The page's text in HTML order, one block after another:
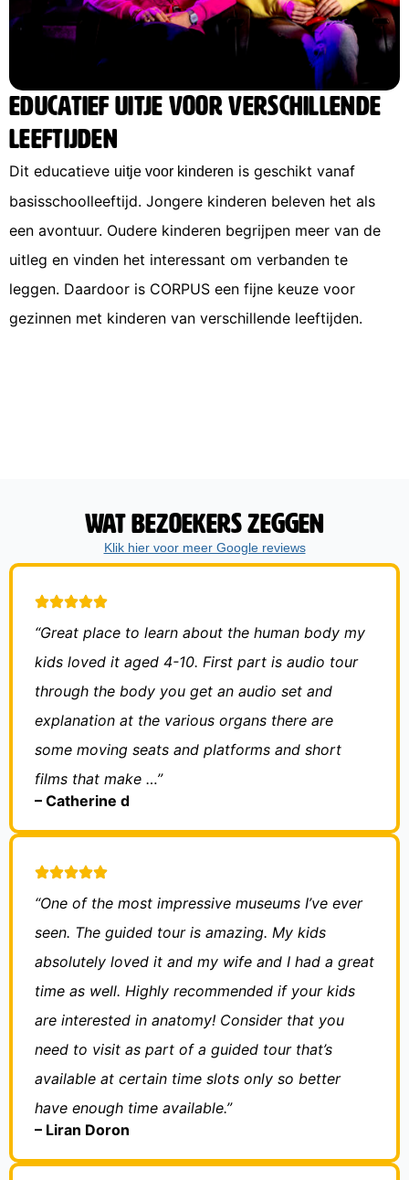
Educatief uitje voor verschillende
leeftijden
Dit educatieve uitje voor kinderen is geschikt vanaf
basisschoolleeftijd. Jongere kinderen beleven het als
een avontuur. Oudere kinderen begrijpen meer van de
uitleg en vinden het interessant om verbanden te
leggen. Daardoor is CORPUS een fijne keuze voor
gezinnen met kinderen van verschillende leeftijden.
Wat bezoekers zeggen
Klik hier voor meer Google reviews
“Great place to learn about the human body my
kids loved it aged 4-10. First part is audio tour
through the body you get an audio set and
explanation at the various organs there are
some moving seats and platforms and short
films that make …”
– Catherine d
“One of the most impressive museums I’ve ever
seen. The guided tour is amazing. My kids
absolutely loved it and my wife and I had a great
time as well. Highly recommended if your kids
are interested in anatomy! Consider that you
need to visit as part of a guided tour that’s
available at certain time slots only so better
have enough time available.”
– Liran Doron